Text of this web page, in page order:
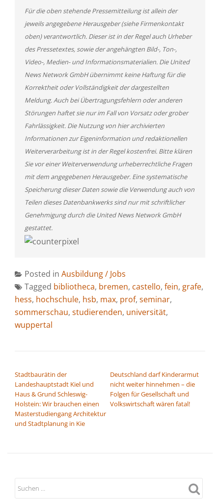
Für die oben stehende Pressemitteilung ist allein der
jeweils angegebene Herausgeber (siehe Firmenkontakt
oben) verantwortlich. Dieser ist in der Regel auch Urheber
des Pressetextes, sowie der angehängten Bild-, Ton-,
Video-, Medien- und Informationsmaterialien. Die United
News Network GmbH übernimmt keine Haftung für die
Korrektheit oder Vollständigkeit der dargestellten
Meldung. Auch bei Übertragungsfehlern oder anderen
Störungen haftet sie nur im Fall von Vorsatz oder grober
Fahrlässigkeit. Die Nutzung von hier archivierten
Informationen zur Eigeninformation und redaktionellen
Weiterverarbeitung ist in der Regel kostenfrei. Bitte klären
Sie vor einer Weiterverwendung urheberrechtliche Fragen
mit dem angegebenen Herausgeber. Eine systematische
Speicherung dieser Daten sowie die Verwendung auch von
Teilen dieses Datenbankwerks sind nur mit schriftlicher
Genehmigung durch die United News Network GmbH
gestattet.
Posted in Ausbildung / Jobs
Tagged bibliotheca, bremen, castello, fein, grafe,
hess, hochschule, hsb, max, prof, seminar,
sommerschau, studierenden, universität,
wuppertal
Stadtbaurätin der
Landeshauptstadt Kiel und
Haus & Grund Schleswig-
Holstein: Wir brauchen einen
Masterstudiengang Architektur
und Stadtplanung in Kie
Deutschland darf Kinderarmut
nicht weiter hinnehmen – die
Folgen für Gesellschaft und
Volkswirtschaft wären fatal!